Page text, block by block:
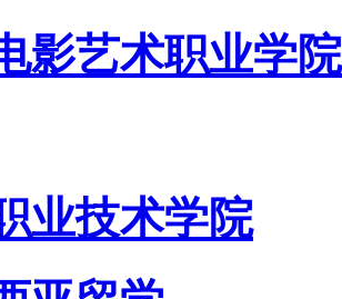
影艺术职业学院
业技术学院